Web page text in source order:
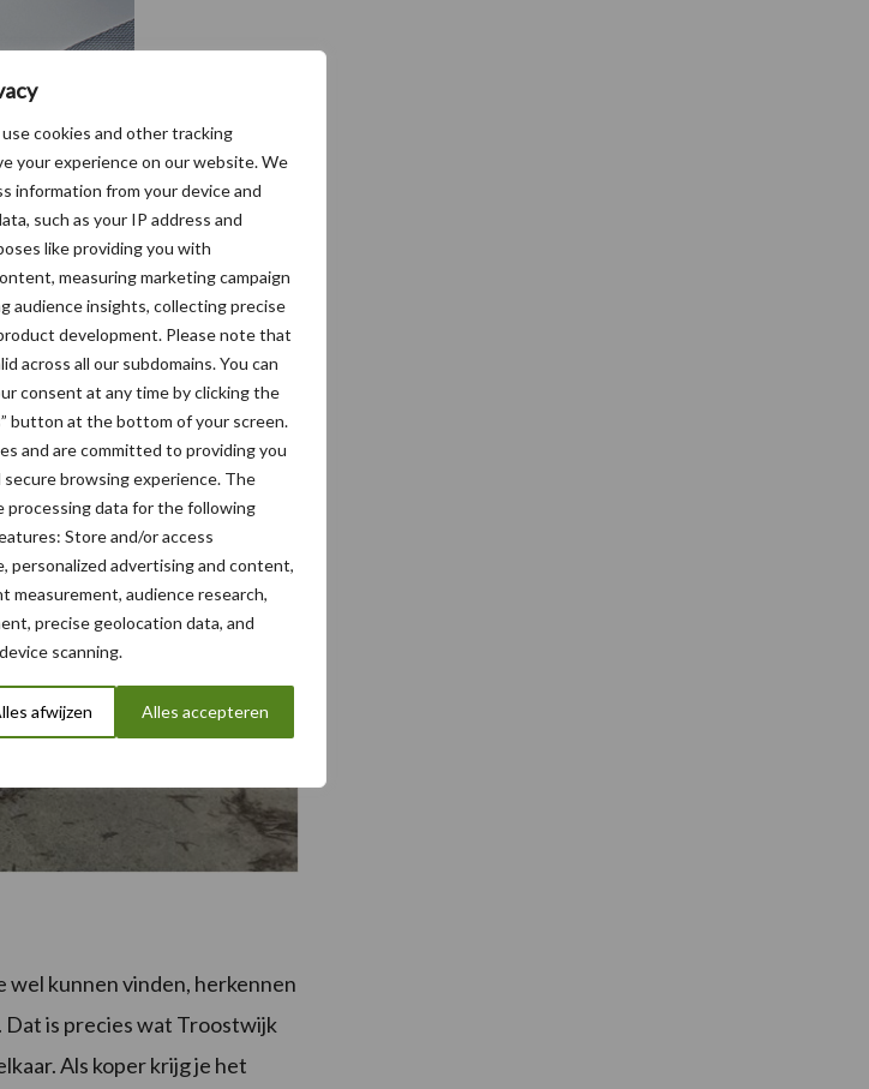
use cookies and other tracking
your experience on our website. We
information from your device and
such as your IP address and
like providing you with
measuring marketing campaign
audience insights, collecting precise
development. Please note that
across all our subdomains. You can
consent at any time by clicking the
button at the bottom of your screen.
and are committed to providing you
browsing experience. The
processing data for the following
Store and/or access
personalized advertising and content,
measurement, audience research,
precise geolocation data, and
scanning.
afwijzen Alles accepteren
wel kunnen vinden, herkennen
is precies wat Troostwijk
Als koper krijg je het